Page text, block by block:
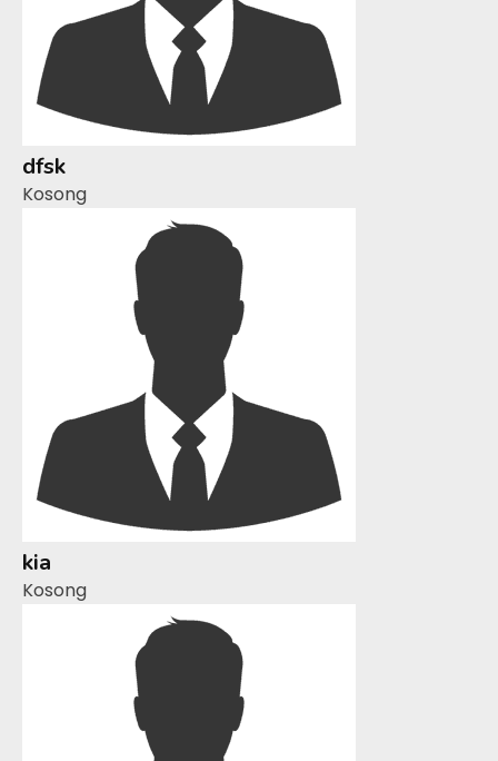
dfsk
Kosong
kia
Kosong